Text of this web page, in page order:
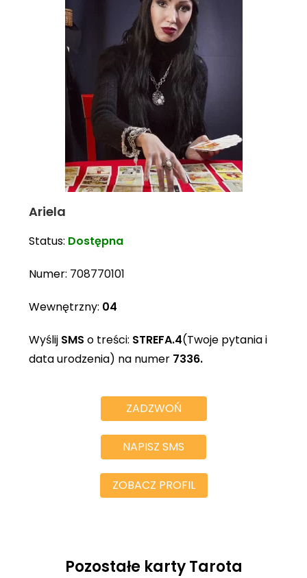
Ariela
Status: Dostępna
Numer: 708770101
Wewnętrzny: 04
Wyślij SMS o treści: STREFA.4(Twoje pytania i
data urodzenia) na numer 7336.
ZADZWOŃ
NAPISZ SMS
ZOBACZ PROFIL
Pozostałe karty Tarota